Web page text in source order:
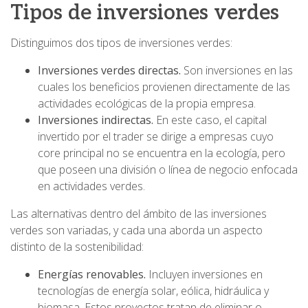
Tipos de inversiones verdes
Distinguimos dos tipos de inversiones verdes:
Inversiones verdes directas. Son inversiones en las
cuales los beneficios provienen directamente de las
actividades ecológicas de la propia empresa.
Inversiones indirectas. En este caso, el capital
invertido por el trader se dirige a empresas cuyo
core principal no se encuentra en la ecología, pero
que poseen una división o línea de negocio enfocada
en actividades verdes.
Las alternativas dentro del ámbito de las inversiones
verdes son variadas, y cada una aborda un aspecto
distinto de la sostenibilidad:
Energías renovables. Incluyen inversiones en
tecnologías de energía solar, eólica, hidráulica y